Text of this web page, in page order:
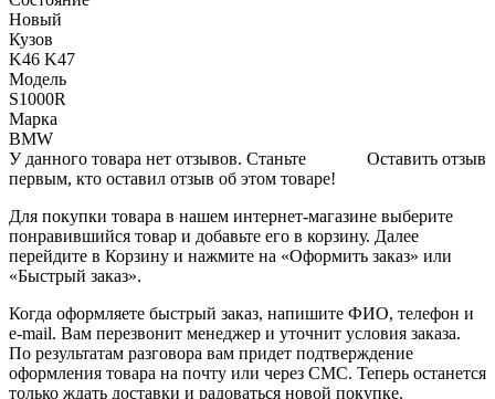
Новый
Кузов
K46 K47
Модель
S1000R
Марка
BMW
Оставить отзыв
У данного товара нет отзывов. Станьте
первым, кто оставил отзыв об этом товаре!
Для покупки товара в нашем интернет-магазине выберите
понравившийся товар и добавьте его в корзину. Далее
перейдите в Корзину и нажмите на «Оформить заказ» или
«Быстрый заказ».
Когда оформляете быстрый заказ, напишите ФИО, телефон и
e-mail. Вам перезвонит менеджер и уточнит условия заказа.
По результатам разговора вам придет подтверждение
оформления товара на почту или через СМС. Теперь останется
только ждать доставки и радоваться новой покупке.